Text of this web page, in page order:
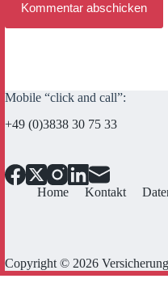
Kommentar abschicken
Mobile “click and call”:
+49 (0)3838 30 75 33
Home Kontakt
Copyright © 2026
Cookie Consent mit Real